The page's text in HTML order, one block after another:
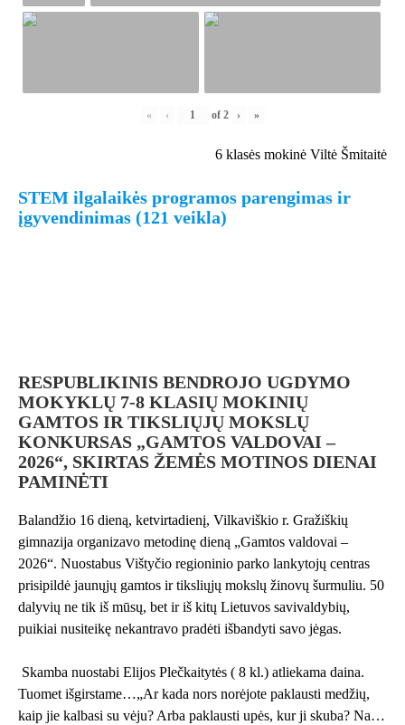
« ‹ of 2 › »
6 klasės mokinė Viltė Šmitaitė
STEM ilgalaikės programos parengimas ir
įgyvendinimas (121 veikla)
RESPUBLIKINIS BENDROJO UGDYMO
MOKYKLŲ 7-8 KLASIŲ MOKINIŲ
GAMTOS IR TIKSLIŲJŲ MOKSLŲ
KONKURSAS „GAMTOS VALDOVAI –
2026“, SKIRTAS ŽEMĖS MOTINOS DIENAI
PAMINĖTI
Balandžio 16 dieną, ketvirtadienį, Vilkaviškio r. Gražiškių
gimnazija organizavo metodinę dieną „Gamtos valdovai –
2026“. Nuostabus Vištyčio regioninio parko lankytojų centras
prisipildė jaunųjų gamtos ir tiksliųjų mokslų žinovų šurmuliu. 50
dalyvių ne tik iš mūsų, bet ir iš kitų Lietuvos savivaldybių,
puikiai nusiteikę nekantravo pradėti išbandyti savo jėgas.
Skamba nuostabi Elijos Plečkaitytės ( 8 kl.) atliekama daina.
Tuomet išgirstame…„Ar kada nors norėjote paklausti medžių,
kaip jie kalbasi su vėju? Arba paklausti upės, kur ji skuba? Na…